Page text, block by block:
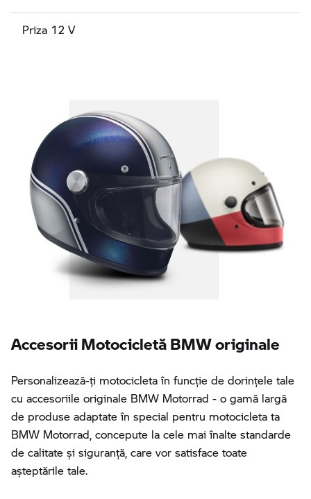
Priza 12 V
Accesorii Motocicletă BMW originale
Personalizează-ţi motocicleta în funcţie de dorinţele tale
cu accesoriile originale BMW Motorrad - o gamă largă
de produse adaptate în special pentru motocicleta ta
BMW Motorrad, concepute la cele mai înalte standarde
de calitate și siguranță, care vor satisface toate
așteptările tale.